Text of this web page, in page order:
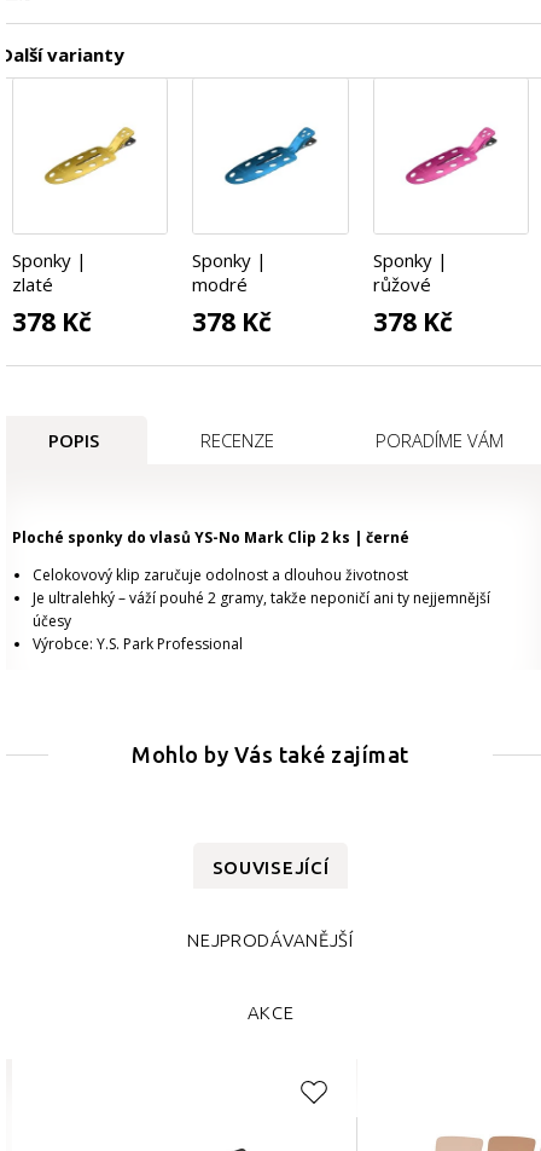
Další varianty
Sponky |
zlaté
378 Kč
Sponky |
modré
378 Kč
Sponky |
růžové
378 Kč
POPIS RECENZE PORADÍME VÁM
Ploché sponky do vlasů YS-No Mark Clip 2 ks | černé
Celokovový klip zaručuje odolnost a dlouhou životnost
Je ultralehký – váží pouhé 2 gramy, takže neponičí ani ty nejjemnější
účesy
Výrobce: Y.S. Park Professional
Mohlo by Vás také zajímat
SOUVISEJÍCÍ
NEJPRODÁVANĚJŠÍ
AKCE